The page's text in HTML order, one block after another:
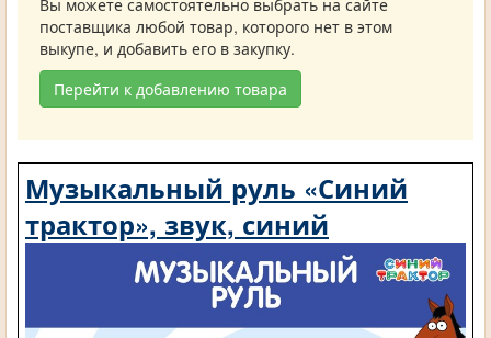
Вы можете самостоятельно выбрать на сайте
поставщика любой товар, которого нет в этом
выкупе, и добавить его в закупку.
Перейти к добавлению товара
Музыкальный руль «Синий
трактор», звук, синий